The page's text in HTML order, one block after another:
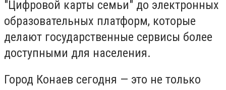
"Цифровой карты семьи" до электронных
образовательных платформ, которые
делают государственные сервисы более
доступными для населения.
Город Конаев сегодня — это не только